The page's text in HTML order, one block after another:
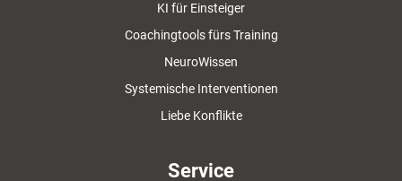
KI für Einsteiger
Coachingtools fürs Training
NeuroWissen
Systemische Interventionen
Liebe Konflikte
Service